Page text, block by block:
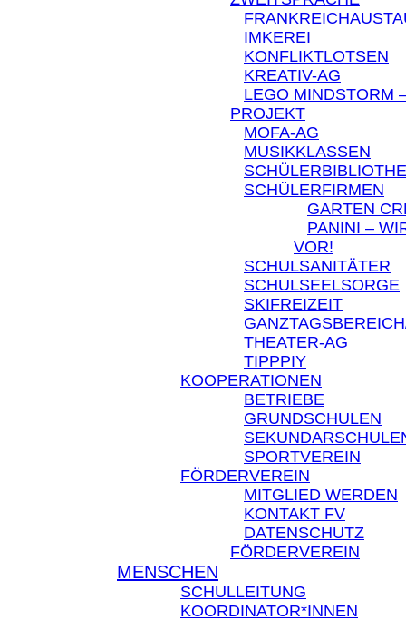
IMKEREI
KONFLIKTLOTSEN
KREATIV-AG
LEGO MINDSTORM
PROJEKT
MOFA-AG
MUSIKKLASSEN
SCHÜLERFIRMEN
GARTEN
PANINI –
VOR!
SCHULSANITÄTER
SCHULSEELSORGE
SKIFREIZEIT
THEATER-AG
TIPPPIY
KOOPERATIONEN
BETRIEBE
GRUNDSCHULEN
SPORTVEREIN
FÖRDERVEREIN
MITGLIED WERDEN
KONTAKT FV
DATENSCHUTZ
FÖRDERVEREIN
MENSCHEN
SCHULLEITUNG
KOORDINATOR*INNEN